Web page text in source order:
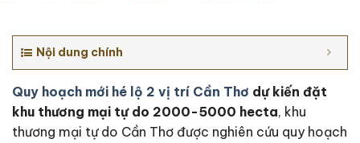
Nội dung chính
Quy hoạch mới hé lộ 2 vị trí Cần Thơ dự kiến đặt
khu thương mại tự do 2000-5000 hecta, khu
thương mại tự do Cần Thơ được nghiên cứu quy hoạch